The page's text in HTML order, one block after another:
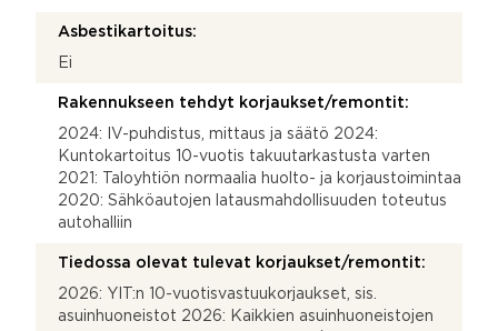
Asbestikartoitus:
Ei
Rakennukseen tehdyt korjaukset/remontit:
2024: IV-puhdistus, mittaus ja säätö 2024:
Kuntokartoitus 10-vuotis takuutarkastusta varten
2021: Taloyhtiön normaalia huolto- ja korjaustoimintaa
2020: Sähköautojen latausmahdollisuuden toteutus
autohalliin
Tiedossa olevat tulevat korjaukset/remontit:
2026: YIT:n 10-vuotisvastuukorjaukset, sis.
asuinhuoneistot 2026: Kaikkien asuinhuoneistojen